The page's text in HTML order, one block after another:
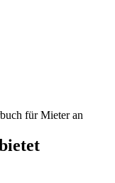
für Mieter an